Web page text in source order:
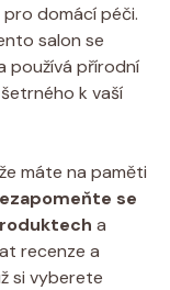
domácí‍ péči.
salon⁢ se
používá přírodní
k vaší
máte na paměti
se
a
recenze ‌a
si vyberete